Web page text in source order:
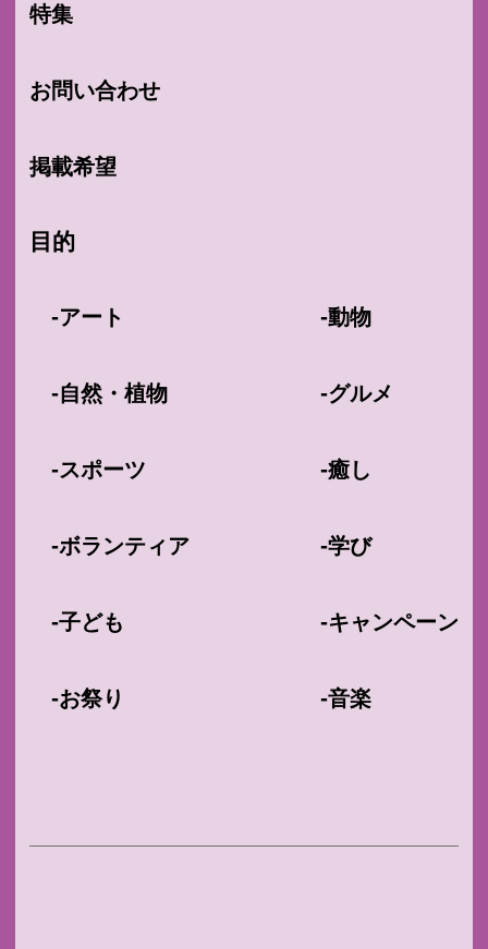
特集
お問い合わせ
掲載希望
目的
-アート
-自然・植物
-スポーツ
-ボランティア
-子ども
-お祭り
-動物
-グルメ
-癒し
-学び
-キャンペーン
-音楽